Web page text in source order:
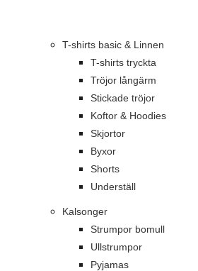
T-shirts basic & Linnen
T-shirts tryckta
Tröjor långärm
Stickade tröjor
Koftor & Hoodies
Skjortor
Byxor
Shorts
Underställ
Kalsonger
Strumpor bomull
Ullstrumpor
Pyjamas